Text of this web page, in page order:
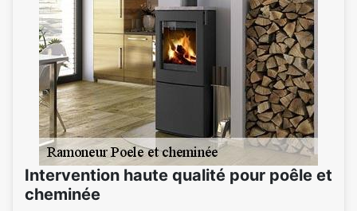
Intervention haute qualité pour poêle et
cheminée